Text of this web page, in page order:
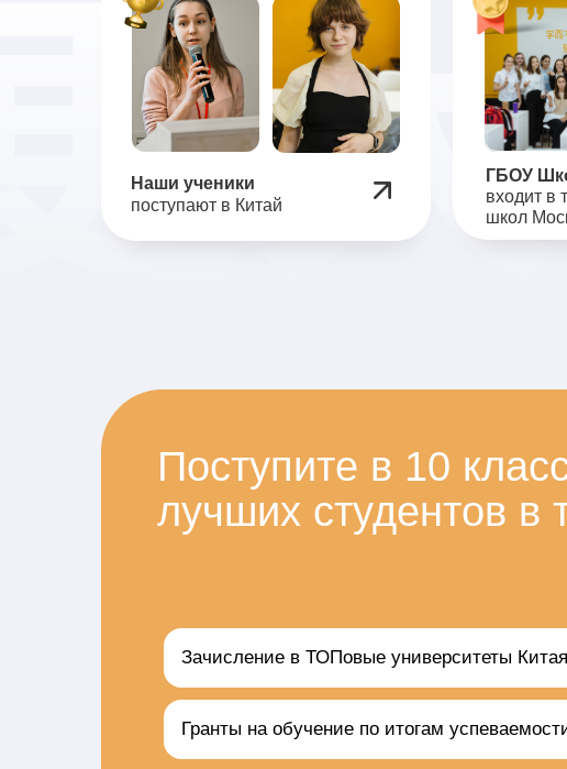
Наши ученики
поступают в Китай
ГБОУ
входит в
школ
Поступите в 10
лучших студентов в
Мы гарантируем
Зачисление в ТОПовые университеты Китая
Гранты на обучение по итогам